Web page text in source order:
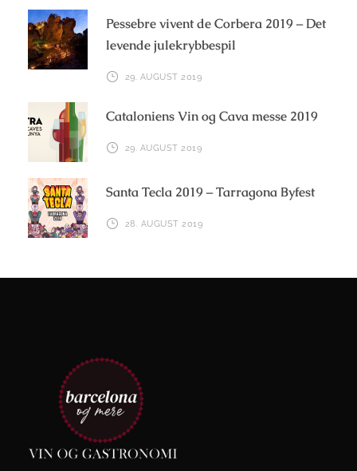
Pessebre vivent de Corbera 2019 – Det
levende julekrybbespil
29. AUGUST 2019
Cataloniens Vin og Cava messe 2019
29. AUGUST 2019
Santa Tecla 2019 – Tarragona Byfest
28. AUGUST 2019